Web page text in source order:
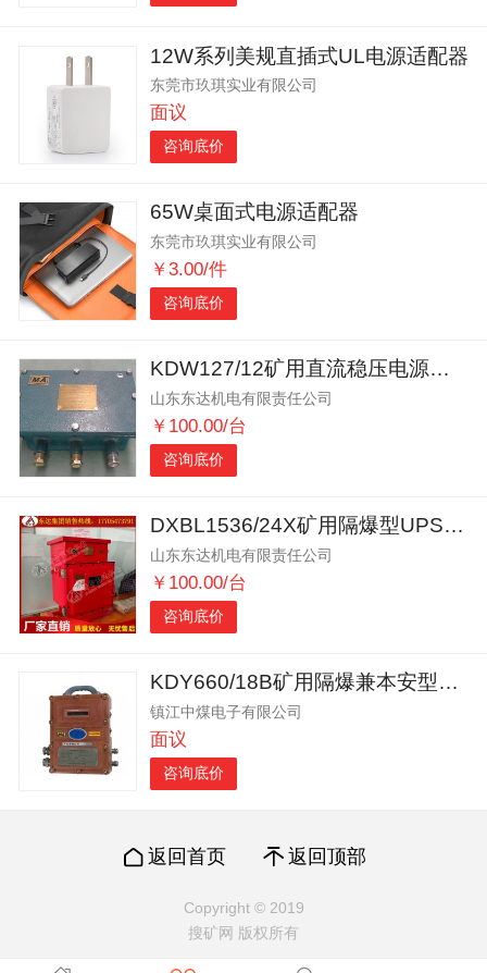
12W系列美规直插式UL电源适配器
东莞市玖琪实业有限公司
面议
咨询底价
65W桌面式电源适配器
东莞市玖琪实业有限公司
￥3.00/件
咨询底价
KDW127/12矿用直流稳压电源是防爆的
山东东达机电有限责任公司
￥100.00/台
咨询底价
DXBL1536/24X矿用隔爆型UPS电源
山东东达机电有限责任公司
￥100.00/台
咨询底价
KDY660/18B矿用隔爆兼本安型电源
镇江中煤电子有限公司
面议
咨询底价
返回首页 返回顶部
Copyright © 2019
搜矿网 版权所有